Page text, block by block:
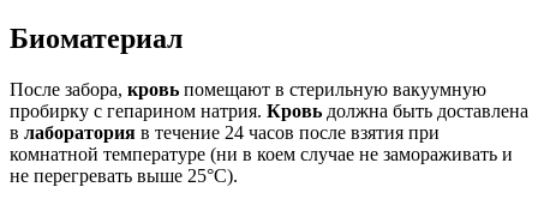
Биоматериал
После забора, кровь помещают в стерильную вакуумную
пробирку с гепарином натрия. Кровь должна быть доставлена
в лаборатория в течение 24 часов после взятия при
комнатной температуре (ни в коем случае не замораживать и
не перегревать выше 25°C).